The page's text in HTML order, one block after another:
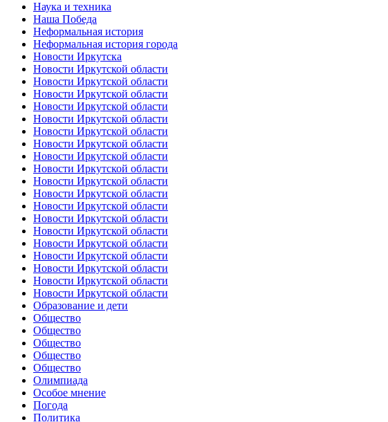
Наука и техника
Наша Победа
Неформальная история
Неформальная история города
Новости Иркутска
Новости Иркутской области
Новости Иркутской области
Новости Иркутской области
Новости Иркутской области
Новости Иркутской области
Новости Иркутской области
Новости Иркутской области
Новости Иркутской области
Новости Иркутской области
Новости Иркутской области
Новости Иркутской области
Новости Иркутской области
Новости Иркутской области
Новости Иркутской области
Новости Иркутской области
Новости Иркутской области
Новости Иркутской области
Новости Иркутской области
Новости Иркутской области
Образование и дети
Общество
Общество
Общество
Общество
Общество
Олимпиада
Особое мнение
Погода
Политика